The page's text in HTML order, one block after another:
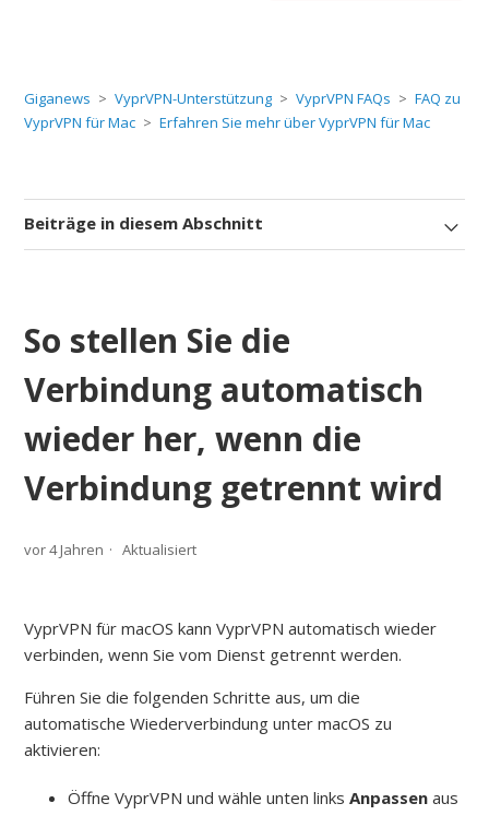
Giganews VyprVPN-Unterstützung VyprVPN FAQs
FAQ zu
VyprVPN für Mac
Erfahren Sie mehr über VyprVPN für Mac
Beiträge in diesem Abschnitt
So stellen Sie die
Verbindung automatisch
wieder her, wenn die
Verbindung getrennt wird
vor 4 Jahren Aktualisiert
VyprVPN für macOS kann VyprVPN automatisch wieder
verbinden, wenn Sie vom Dienst getrennt werden.
Führen Sie die folgenden Schritte aus, um die
automatische Wiederverbindung unter macOS zu
aktivieren:
Öffne VyprVPN und wähle unten links Anpassen aus